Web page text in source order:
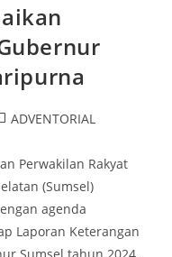
ADVENTORIAL
Perwakilan Rakyat
(Sumsel)
agenda
Laporan Keterangan